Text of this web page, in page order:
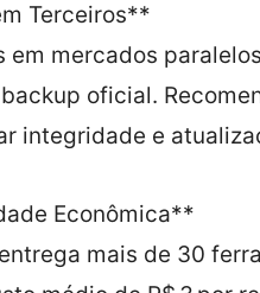
Terceiros**
em mercados
oficial.
integridade e
Econômica**
mais de 30